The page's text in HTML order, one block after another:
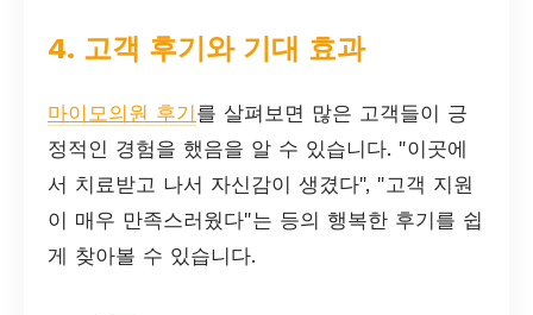
4. 고객 후기와 기대 효과
마이모의원 후기를 살펴보면 많은 고객들이 긍
정적인 경험을 했음을 알 수 있습니다. "이곳에
서 치료받고 나서 자신감이 생겼다", "고객 지원
이 매우 만족스러웠다"는 등의 행복한 후기를 쉽
게 찾아볼 수 있습니다.